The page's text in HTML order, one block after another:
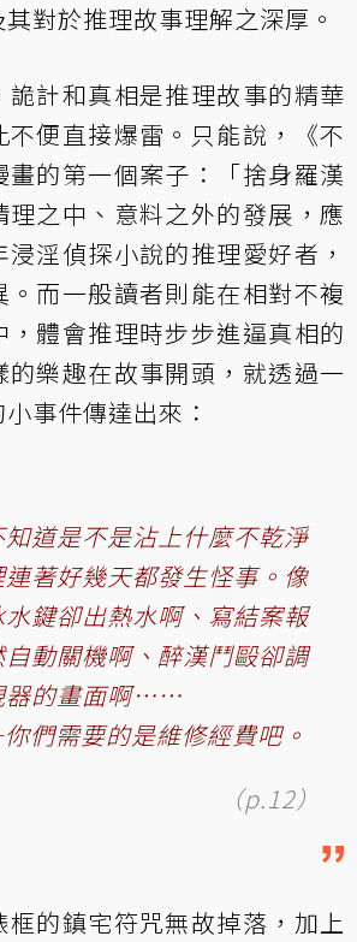
對於推理故事理解之深厚。
詭計和真相是推理故事的精華
便直接爆雷。只能說，《不
畫的第一個案子：「捨身羅漢
理之中、意料之外的發展，應
淫偵探小說的推理愛好者，
。而一般讀者則能在相對不複
，體會推理時步步進逼真相的
樂趣在故事開頭，就透過一
事件傳達出來：
道是不是沾上什麼不乾淨
著好幾天都發生怪事。像
鍵卻出熱水啊、寫結案報
動關機啊、醉漢鬥毆卻調
器的畫面啊……
們需要的是維修經費吧。
（p.12）
框的鎮宅符咒無故掉落，加上